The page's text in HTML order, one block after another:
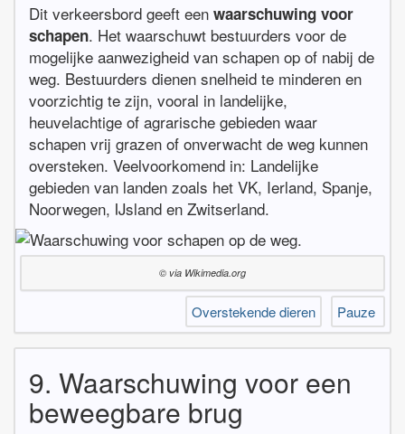
Dit verkeersbord geeft een waarschuwing voor
schapen. Het waarschuwt bestuurders voor de
mogelijke aanwezigheid van schapen op of nabij de
weg. Bestuurders dienen snelheid te minderen en
voorzichtig te zijn, vooral in landelijke,
heuvelachtige of agrarische gebieden waar
schapen vrij grazen of onverwacht de weg kunnen
oversteken. Veelvoorkomend in: Landelijke
gebieden van landen zoals het VK, Ierland, Spanje,
Noorwegen, IJsland en Zwitserland.
© via Wikimedia.org
Overstekende dieren Pauze
9. Waarschuwing voor een
beweegbare brug